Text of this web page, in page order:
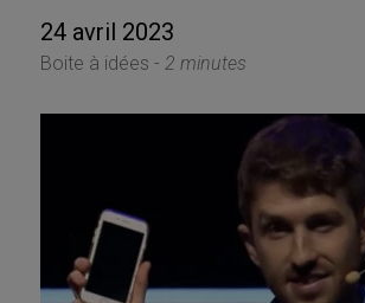
24 avril 2023
Boite à idées - 2 minutes